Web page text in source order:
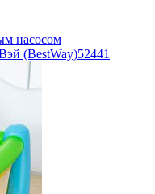
насосом
(BestWay)52441